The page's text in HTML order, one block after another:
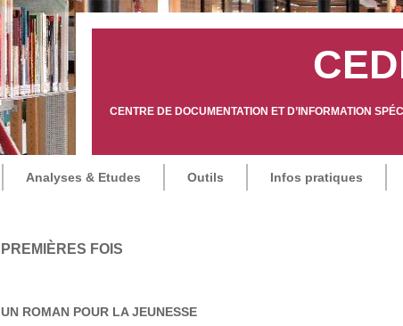
CENTRE DE DOCUMENTATION ET D’INFORMATION
Analyses & Etudes Outils Infos pratiques
PREMIÈRES FOIS
UN ROMAN POUR LA JEUNESSE